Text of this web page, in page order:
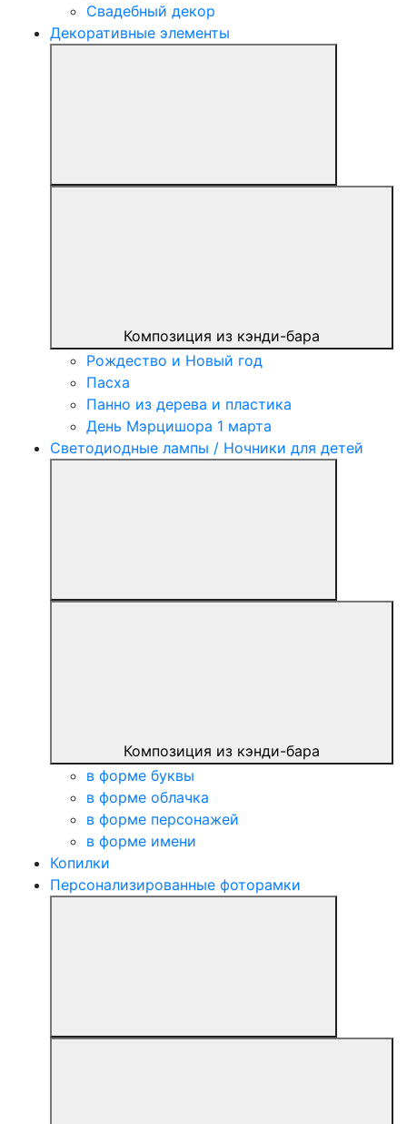
Свадебный декор
Декоративные элементы
Композиция из кэнди-бара
Рождество и Новый год
Пасха
Панно из дерева и пластика
День Мэрцишора 1 марта
Светодиодные лампы / Ночники для детей
Композиция из кэнди-бара
в форме буквы
в форме облачка
в форме персонажей
в форме имени
Копилки
Персонализированные фоторамки